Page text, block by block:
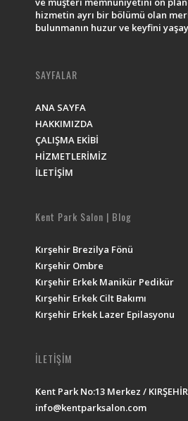
hizmetin ayrı bir bölümü olan
bulunmanın huzur ve keyfini
SAYFALAR
ANA SAYFA
HAKKIMIZDA
ÇALIŞMA EKİBİ
HİZMETLERİMİZ
İLETİŞİM
Kent Park Salon | Blog
Kırşehir Brezilya Fönü
Kırşehir Ombre
Kırşehir Erkek Manikür Pedikür
Kırşehir Erkek Cilt Bakımı
Kırşehir Erkek Lazer Epilasyonu
İLETİŞİM
Kent Park No:13 Merkez / KIRŞEHİR
info@kentparksalon.com